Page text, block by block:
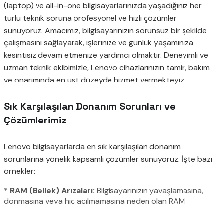
(laptop) ve all-in-one bilgisayarlarınızda yaşadığınız her
türlü teknik soruna profesyonel ve hızlı çözümler
sunuyoruz. Amacımız, bilgisayarınızın sorunsuz bir şekilde
çalışmasını sağlayarak, işlerinize ve günlük yaşamınıza
kesintisiz devam etmenize yardımcı olmaktır. Deneyimli ve
uzman teknik ekibimizle, Lenovo cihazlarınızın tamir, bakım
ve onarımında en üst düzeyde hizmet vermekteyiz.
Sık Karşılaşılan Donanım Sorunları ve
Çözümlerimiz
Lenovo bilgisayarlarda en sık karşılaşılan donanım
sorunlarına yönelik kapsamlı çözümler sunuyoruz. İşte bazı
örnekler:
* RAM (Bellek) Arızaları: Bilgisayarınızın yavaşlamasına,
donmasına veya hiç açılmamasına neden olan RAM